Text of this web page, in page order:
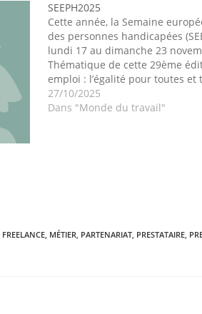
SEEPH2025
Cette année, la Semaine
des personnes handicapées
lundi 17 au dimanche 23
Thématique de cette 29ème
emploi : l’égalité pour toutes et
cette semaine est de permettre
différentes…
27/10/2025
Dans "Monde du travail"
FREELANCE, MÉTIER, PARTENARIAT, PRESTATAIRE,